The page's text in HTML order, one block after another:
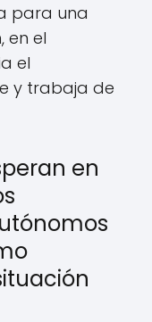
para una
en el
el
y trabaja de
en